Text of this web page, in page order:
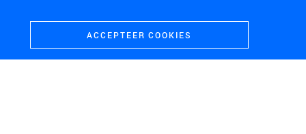
ACCEPTEER COOKIES